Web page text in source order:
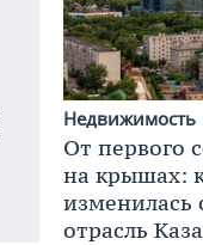
Недвижимость
От первого
на крышах:
изменилась
отрасль